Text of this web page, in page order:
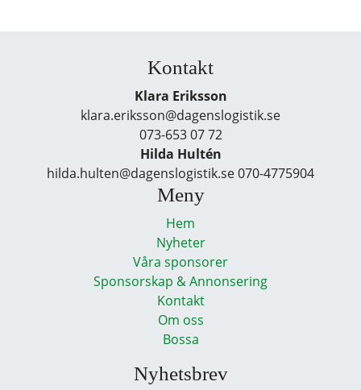
Kontakt
Klara Eriksson
klara.eriksson@dagenslogistik.se
073-653 07 72
Hilda Hultén
hilda.hulten@dagenslogistik.se 070-4775904
Meny
Hem
Nyheter
Våra sponsorer
Sponsorskap & Annonsering
Kontakt
Om oss
Bossa
Nyhetsbrev